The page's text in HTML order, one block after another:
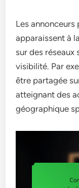
Les annonceurs
apparaissent à
sur des réseaux
visibilité. Par
être partagée
atteignant des
géographique